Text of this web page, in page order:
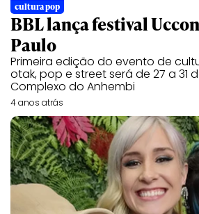
cultura pop
BBL lança festival
Paulo
Primeira edição do evento de
otak, pop e street será de 27 a 31
Complexo do Anhembi
4 anos atrás